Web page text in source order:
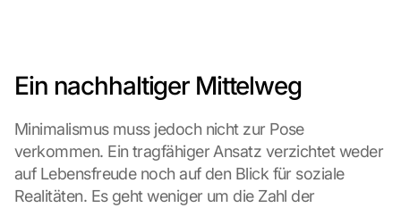
Ein nachhaltiger Mittelweg
Minimalismus muss jedoch nicht zur Pose
verkommen. Ein tragfähiger Ansatz verzichtet weder
auf Lebensfreude noch auf den Blick für soziale
Realitäten. Es geht weniger um die Zahl der